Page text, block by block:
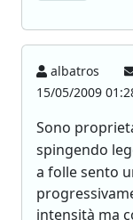
albatros
15/05/2009
Sono
spingendo
a folle sento
intensità ma